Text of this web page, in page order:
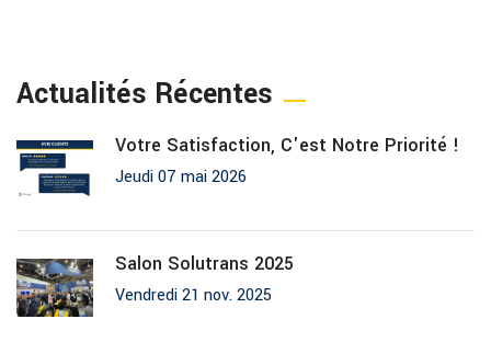
Actualités Récentes
Votre Satisfaction, C'est Notre Priorité !
Jeudi 07 mai 2026
Salon Solutrans 2025
Vendredi 21 nov. 2025